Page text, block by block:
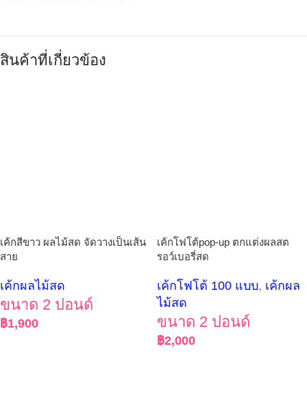
สินค้าที่เกี่ยวข้อง
เค้กสีขาว ผลไม้สด จัดวางเป็นเส้น
สาย
เค้กผลไม้สด
ขนาด 2 ปอนด์
฿1,900
เค้กโฟโต้pop-up ตกแต่งผลสต
รอว์เบอรี่สด
เค้กโฟโต้ 100 แบบ, เค้กผล
ไม้สด
ขนาด 2 ปอนด์
฿2,000